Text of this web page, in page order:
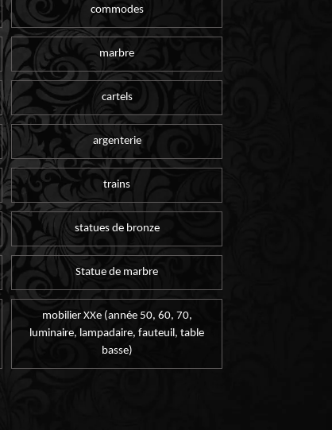
commodes
marbre
cartels
argenterie
trains
statues de bronze
Statue de marbre
mobilier XXe (année 50, 60, 70,
luminaire, lampadaire, fauteuil, table
basse)